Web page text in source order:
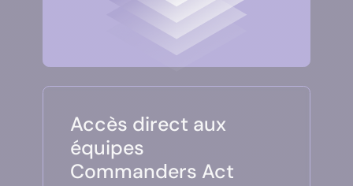
Accès direct aux
équipes
Commanders Act